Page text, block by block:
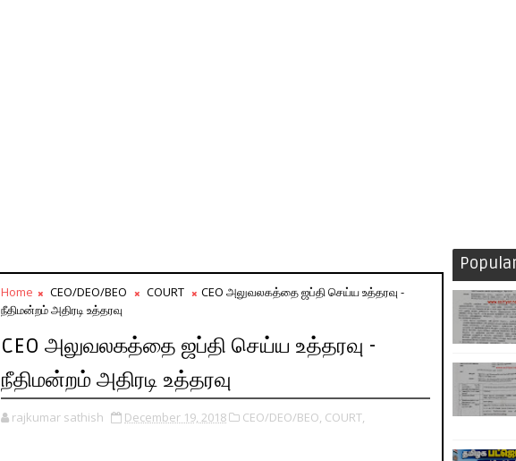
Home CEO/DEO/BEO COURT
CEO அலுவலகத்தை ஜப்தி செய்ய உத்தரவு -
நீதிமன்றம் அதிரடி உத்தரவு
CEO அலுவலகத்தை ஜப்தி செய்ய உத்தரவு -
நீதிமன்றம் அதிரடி உத்தரவு
rajkumar sathish December 19, 2018 CEO/DEO/BEO, COURT,